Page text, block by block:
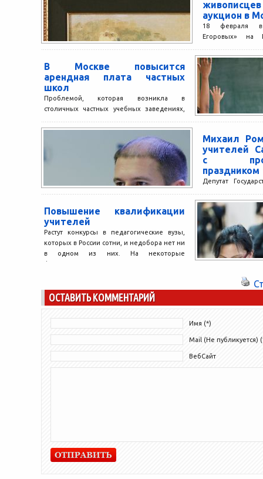
аукцион в
18 февраля в
Егоровых» на
предстоящего
Архипа Куинджи...
В Москве повысится
арендная плата частных
школ
Проблемой, которая возникла в
столичных частных учебных заведениях,
образовательных организаций. В 2012 году
вышло постановление, в котором...
Михаил
учителей
с
праздником
Депутат
Регламенту, член
Михаил Романов...
Повышение квалификации
учителей
Растут конкурсы в педагогические вузы,
которых в России сотни, и недобора нет ни
в одном из них. На некоторые
факультеты...
ОСТАВИТЬ КОММЕНТАРИЙ
Имя (*)
Mail (Не публикуется)
ВебСайт